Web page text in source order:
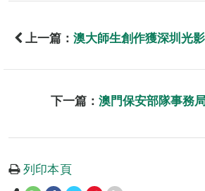
上一篇： 澳大師生創作獲深圳光
下一篇： 澳門保安部隊事務
列印本頁